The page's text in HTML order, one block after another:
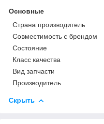
Основные
Страна производитель
Совместимость с брендом
Состояние
Класс качества
Вид запчасти
Производитель
Скрыть